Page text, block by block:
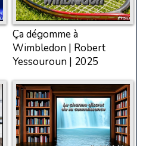
Ça dégomme à
Wimbledon | Robert
Yessouroun | 2025